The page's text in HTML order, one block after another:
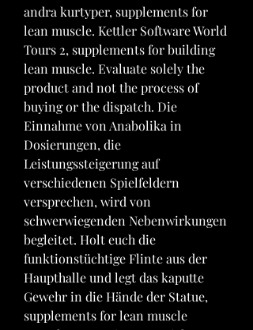
andra kurtyper, supplements for
lean muscle. Kettler Software World
Tours 2, supplements for building
lean muscle. Evaluate solely the
product and not the process of
buying or the dispatch. Die
Einnahme von Anabolika in
Dosierungen, die
Leistungssteigerung auf
verschiedenen Spielfeldern
versprechen, wird von
schwerwiegenden Nebenwirkungen
begleitet. Holt euch die
funktionstüchtige Flinte aus der
Haupthalle und legt das kaputte
Gewehr in die Hände der Statue,
supplements for lean muscle